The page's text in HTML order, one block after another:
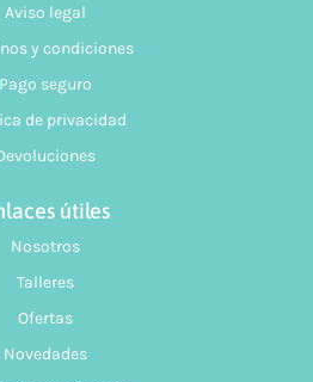
Aviso legal
y condiciones
Pago seguro
de privacidad
útiles
Nosotros
Talleres
Ofertas
Novedades